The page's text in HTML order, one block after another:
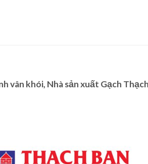
vân khói, Nhà sản xuất Gạch